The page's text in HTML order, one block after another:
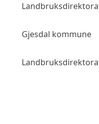
Gjesdal kommune